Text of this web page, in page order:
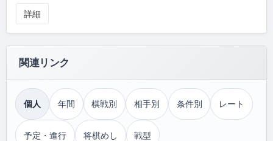
詳細
関連リンク
個人 年間 棋戦別 相手別 条件別 レート
予定・進行 将棋めし 戦型